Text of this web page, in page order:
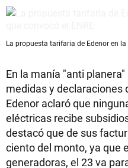
La propuesta tarifaria de Edenor en
En la manía "anti
medidas y declaraciones
Edenor aclaró que
eléctricas recibe
destacó que de sus
ciento del monto, ya que
generadoras, el 23 va